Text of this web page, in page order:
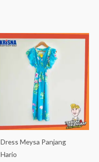
Dress Meysa Panjang
Hario